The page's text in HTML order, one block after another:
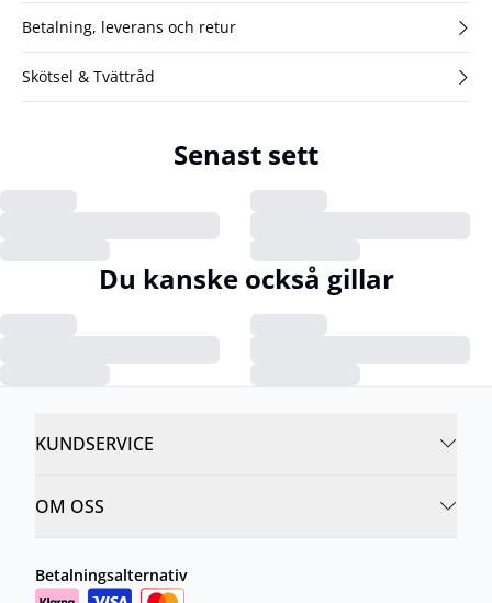
Betalning, leverans och retur
Skötsel & Tvättråd
Senast sett
Du kanske också gillar
KUNDSERVICE
OM OSS
Betalningsalternativ